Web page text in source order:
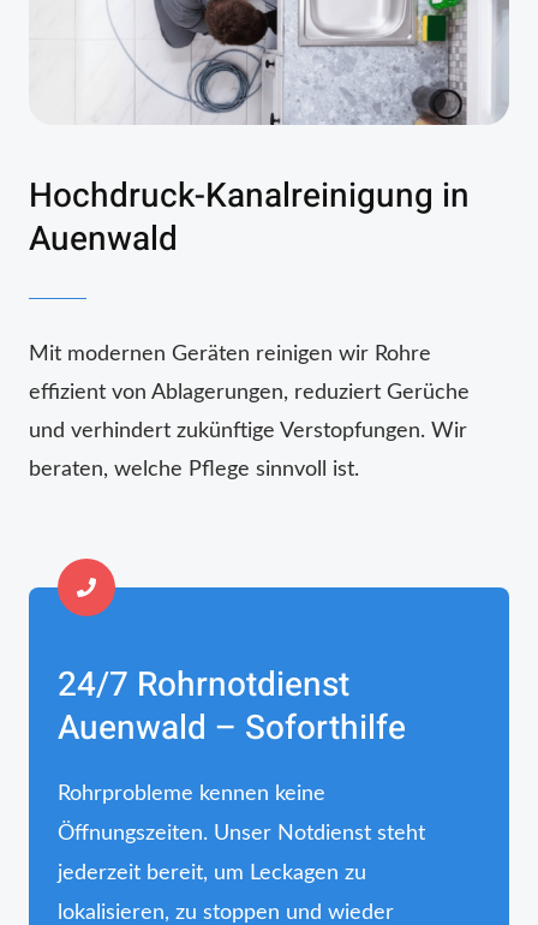
Hochdruck-Kanalreinigung in
Auenwald
Mit modernen Geräten reinigen wir Rohre
effizient von Ablagerungen, reduziert Gerüche
und verhindert zukünftige Verstopfungen. Wir
beraten, welche Pflege sinnvoll ist.
24/7 Rohrnotdienst
Auenwald – Soforthilfe
Rohrprobleme kennen keine
Öffnungszeiten. Unser Notdienst steht
jederzeit bereit, um Leckagen zu
lokalisieren, zu stoppen und wieder